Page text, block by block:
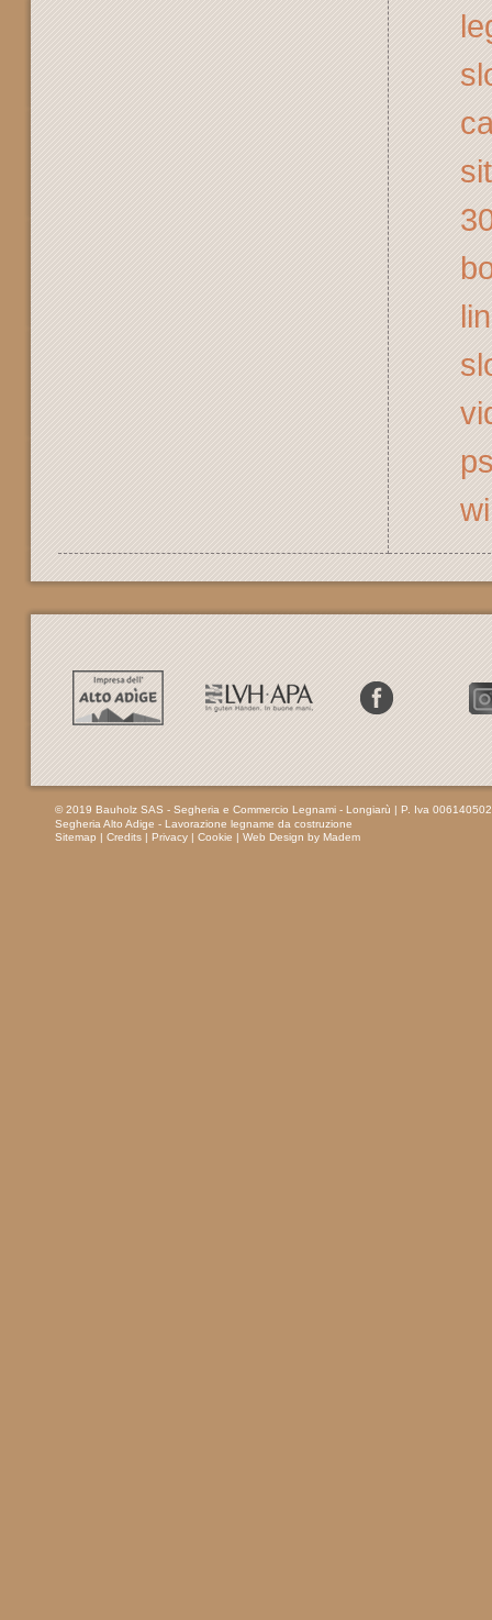
© 2019 Bauholz SAS - Segheria e Commercio Legnami - Longiarù | P. Iva
Segheria Alto Adige - Lavorazione legname da costruzione
Sitemap | Credits | Privacy | Cookie | Web Design by Madem